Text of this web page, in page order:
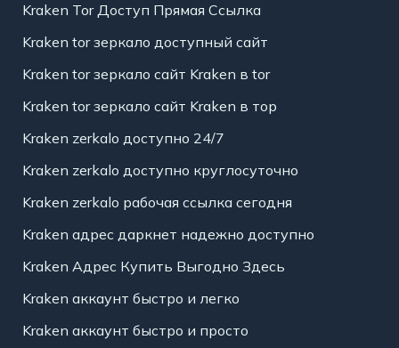
Kraken Tor Доступ Прямая Ссылка
Kraken tor зеркало доступный сайт
Kraken tor зеркало сайт Kraken в tor
Kraken tor зеркало сайт Kraken в тор
Kraken zerkalo доступно 24/7
Kraken zerkalo доступно круглосуточно
Kraken zerkalo рабочая ссылка сегодня
Kraken адрес даркнет надежно доступно
Kraken Адрес Купить Выгодно Здесь
Kraken аккаунт быстро и легко
Kraken аккаунт быстро и просто